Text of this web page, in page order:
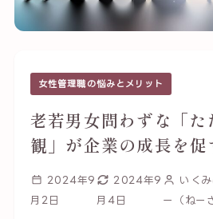
女性管理職の悩みとメリット
老若男女問わずな「た
観」が企業の成長を促
2024年9
月2日
2024年9
月4日
いく
ー（ねー